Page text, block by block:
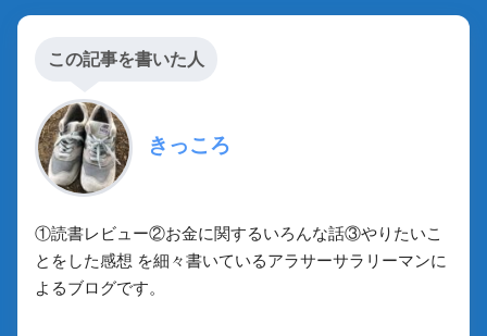
この記事を書いた人
きっころ
①読書レビュー②お金に関するいろんな話③やりたいこ
とをした感想 を細々書いているアラサーサラリーマンに
よるブログです。